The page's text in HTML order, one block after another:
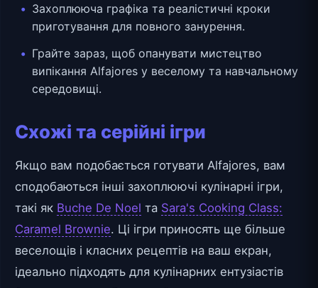
Захоплююча графіка та реалістичні кроки
приготування для повного занурення.
Грайте зараз, щоб опанувати мистецтво
випікання Alfajores у веселому та навчальному
середовищі.
Схожі та серійні ігри
Якщо вам подобається готувати Alfajores, вам
сподобаються інші захоплюючі кулінарні ігри,
такі як Buche De Noel та Sara's Cooking Class:
Caramel Brownie. Ці ігри приносять ще більше
веселощів і класних рецептів на ваш екран,
ідеально підходять для кулінарних ентузіастів